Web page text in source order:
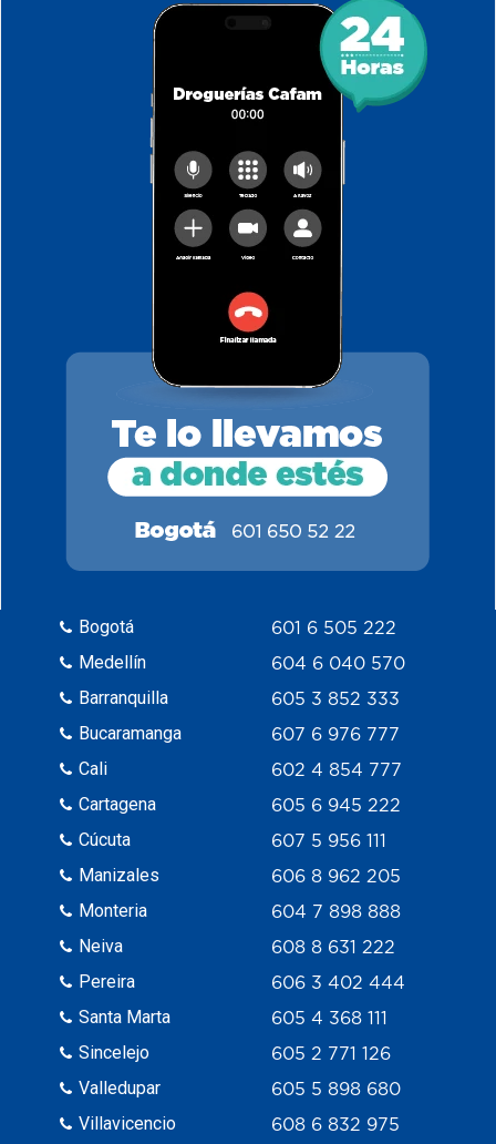
Bogotá
Medellín
Barranquilla
Bucaramanga
Cali
Cartagena
Cúcuta
Manizales
Monteria
Neiva
Pereira
Santa Marta
Sincelejo
Valledupar
Villavicencio
601 6 505 222
604 6 040 570
605 3 852 333
607 6 976 777
602 4 854 777
605 6 945 222
607 5 956 111
606 8 962 205
604 7 898 888
608 8 631 222
606 3 402 444
605 4 368 111
605 2 771 126
605 5 898 680
608 6 832 975